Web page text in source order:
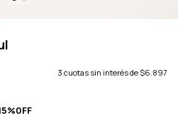
3 cuotas sin interés de $6.897